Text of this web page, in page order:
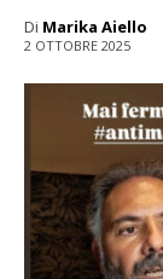
Di Marika Aiello
2 OTTOBRE 2025